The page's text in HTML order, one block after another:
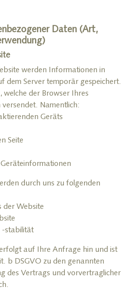
Daten (Art,
werden Informationen in
dem Server temporär gespeichert.
welche der Browser Ihres
Namentlich:
Geräts
Seite
durch uns zu folgenden
der Website
-stabilität
auf Ihre Anfrage hin und ist
b DSGVO zu den genannten
des Vertrags und vorvertraglicher